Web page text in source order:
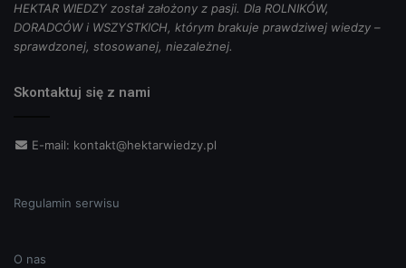
HEKTAR WIEDZY został założony z pasji. Dla ROLNIKÓW,
DORADCÓW i WSZYSTKICH, którym brakuje prawdziwej wiedzy –
sprawdzonej, stosowanej, niezależnej.
Skontaktuj się z nami
E-mail: kontakt@hektarwiedzy.pl
Regulamin serwisu
O nas